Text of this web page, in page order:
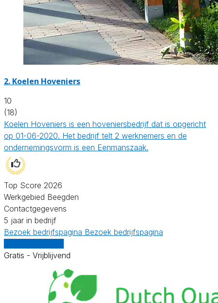
2. Koelen Hoveniers
10
(18)
Koelen Hoveniers is een hoveniersbedrijf dat is opgericht
op 01-06-2020. Het bedrijf telt 2 werknemers en de
ondernemingsvorm is een Eenmanszaak.
Top Score 2026
Werkgebied Beegden
Contactgegevens
5 jaar in bedrijf
Bezoek bedrijfspagina Bezoek bedrijfspagina
Gratis - Vrijblijvend